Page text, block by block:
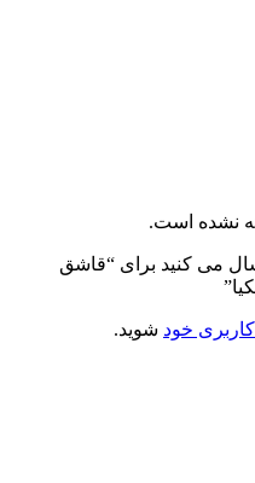
نشده است.
می کنید برای “قاشق
خود شوید.